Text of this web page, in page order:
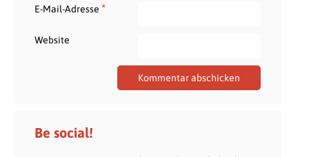
E-Mail-Adresse *
Website
Be social!